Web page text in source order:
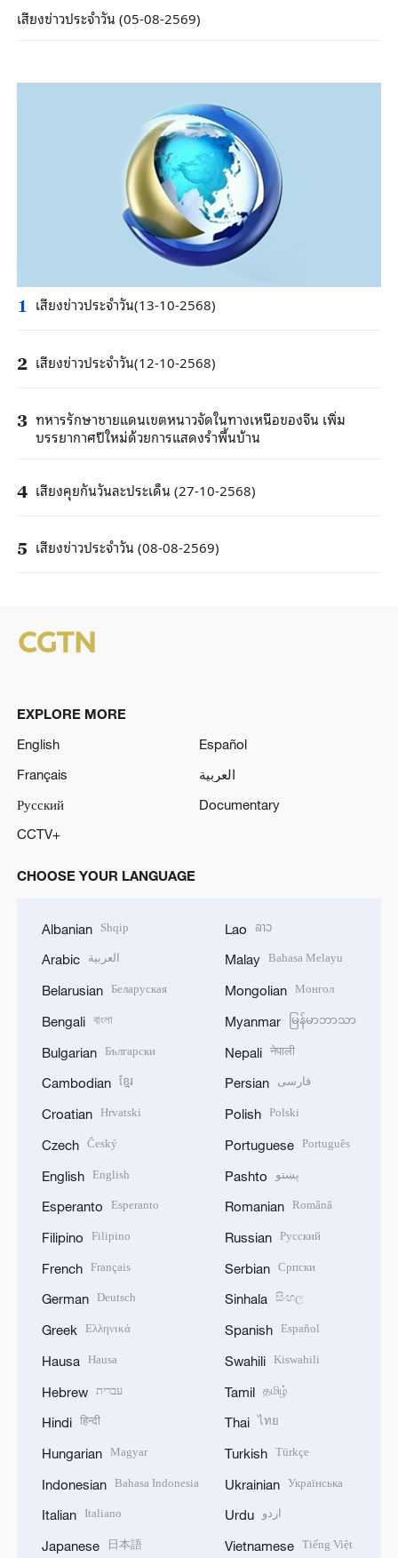
เสียงข่าวประจำวัน (05-08-2569)
1 เสียงข่าวประจำวัน(13-10-2568)
2 เสียงข่าวประจำวัน(12-10-2568)
3 ทหารรักษาชายแดนเขตหนาวจัดในทางเหนือของจีน เพิ่ม
บรรยากาศปีใหม่ด้วยการแสดงรำพื้นบ้าน
4 เสียงคุยกันวันละประเด็น (27-10-2568)
5 เสียงข่าวประจำวัน (08-08-2569)
EXPLORE MORE
English
Español
Français
العربية
Русский
Documentary
CCTV+
CHOOSE YOUR LANGUAGE
Albanian Shqip
Arabic العربية
Belarusian Беларуская
Bengali বাংলা
Bulgarian Български
Cambodian ខ្មែរ
Croatian Hrvatski
Czech Český
English English
Esperanto Esperanto
Filipino Filipino
French Français
German Deutsch
Greek Ελληνικά
Hausa Hausa
Hebrew עברית
Hindi हिन्दी
Hungarian Magyar
Indonesian Bahasa Indonesia
Italian Italiano
Japanese 日本語
Lao ລາວ
Malay Bahasa Melayu
Mongolian Монгол
Myanmar မြန်မာဘာသာ
Nepali नेपाली
Persian فارسی
Polish Polski
Portuguese Português
Pashto پښتو
Romanian Română
Russian Русский
Serbian Српски
Sinhala සිංහල
Spanish Español
Swahili Kiswahili
Tamil தமிழ்
Thai ไทย
Turkish Türkçe
Ukrainian Українська
Urdu اردو
Vietnamese Tiếng Việt